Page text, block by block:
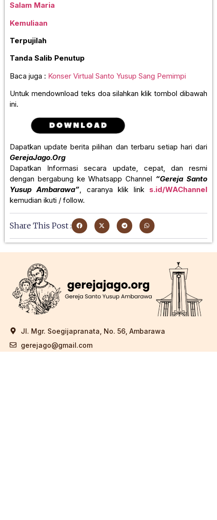
Salam Maria
Kemuliaan
Terpujilah
Tanda Salib Penutup
Baca juga : Konser Virtual Santo Yusup Sang Pemimpi
Untuk mendownload teks doa silahkan klik tombol dibawah
ini.
Dapatkan update berita pilihan dan terbaru setiap hari dari
GerejaJago.Org
Dapatkan Informasi secara update, cepat, dan resmi
dengan bergabung ke Whatsapp Channel “Gereja Santo
Yusup Ambarawa”, caranya klik link s.id/WAChannel
kemudian ikuti / follow.
Share This Post :
Jl. Mgr. Soegijapranata, No. 56, Ambarawa
gerejago@gmail.com